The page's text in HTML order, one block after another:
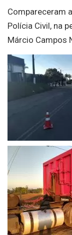
Compareceram
Polícia Civil, na
Márcio Campos